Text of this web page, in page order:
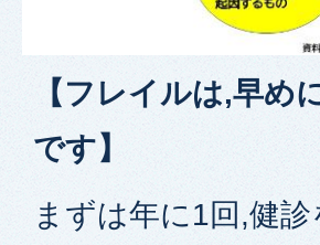
【フレイルは,早め
です】
まずは年に1回,健